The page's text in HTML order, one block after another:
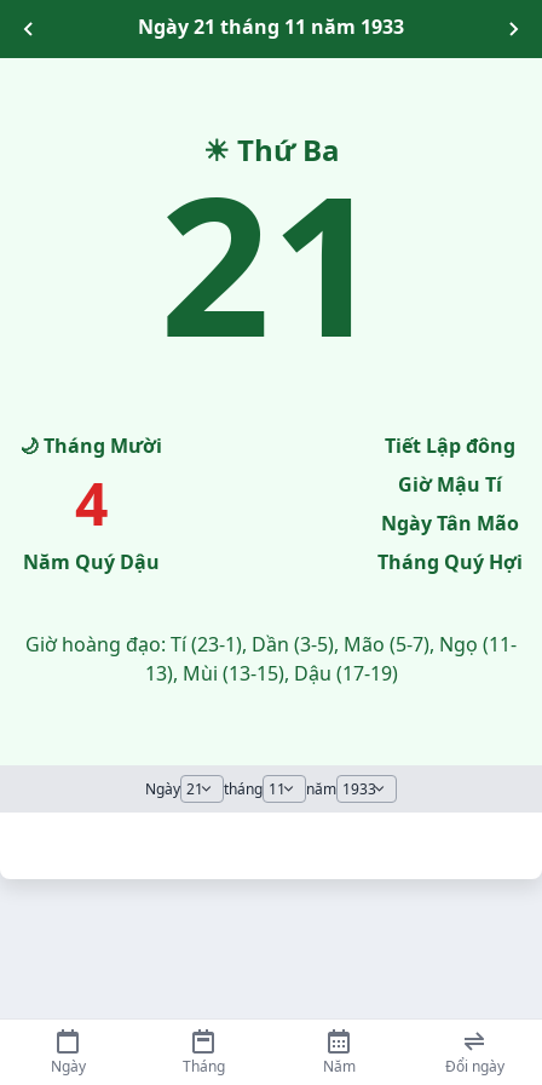
Ngày 21 tháng 11 năm 1933
☀ Thứ Ba
21
🌙 Tháng Mười
4
Năm Quý Dậu
Tiết Lập đông
Giờ Mậu Tí
Ngày Tân Mão
Tháng Quý Hợi
Giờ hoàng đạo: Tí (23-1), Dần (3-5), Mão (5-7), Ngọ (11-
13), Mùi (13-15), Dậu (17-19)
Ngày tháng năm
Ngày Tháng Năm Đổi ngày